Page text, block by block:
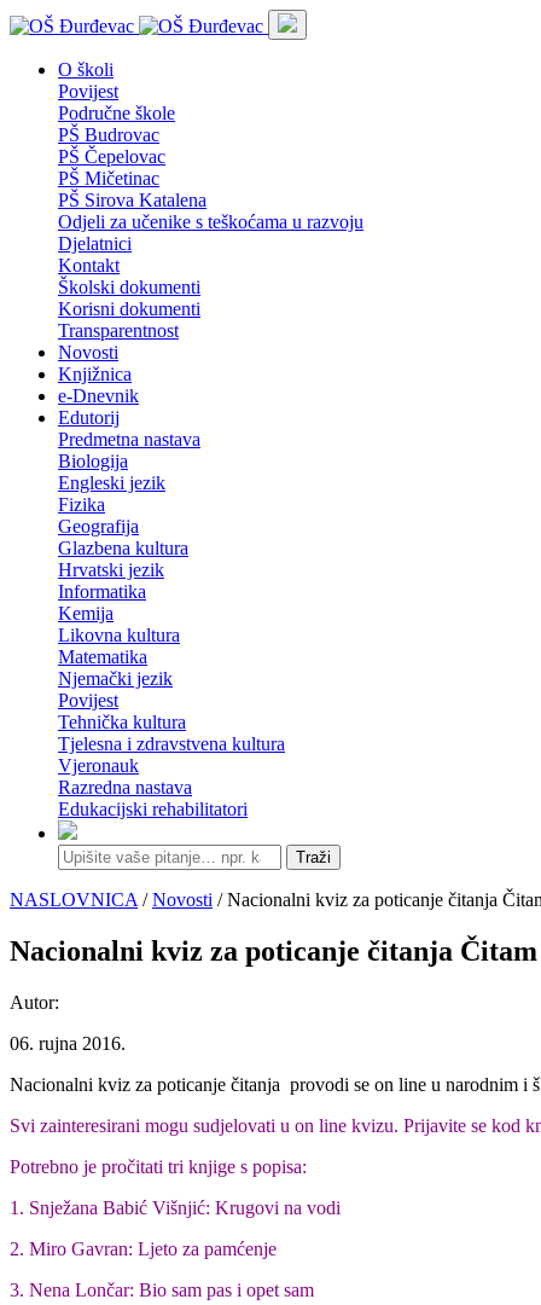
O školi
Povijest
Područne škole
PŠ Budrovac
PŠ Čepelovac
PŠ Mičetinac
PŠ Sirova Katalena
Odjeli za učenike s teškoćama u razvoju
Djelatnici
Kontakt
Školski dokumenti
Korisni dokumenti
Transparentnost
Novosti
Knjižnica
e-Dnevnik
Edutorij
Predmetna nastava
Biologija
Engleski jezik
Fizika
Geografija
Glazbena kultura
Hrvatski jezik
Informatika
Kemija
Likovna kultura
Matematika
Njemački jezik
Povijest
Tehnička kultura
Tjelesna i zdravstvena kultura
Vjeronauk
Razredna nastava
Edukacijski rehabilitatori
Traži
NASLOVNICA /Novosti / Nacionalni kviz za poticanje čitanja
Nacionalni kviz za poticanje čitanja Čitam
Autor:
06. rujna 2016.
Nacionalni kviz za poticanje čitanja provodi se on line u narodnim
Svi zainteresirani mogu sudjelovati u on line kvizu. Prijavite se kod
Potrebno je pročitati tri knjige s popisa:
1. Snježana Babić Višnjić: Krugovi na vodi
2. Miro Gavran: Ljeto za pamćenje
3. Nena Lončar: Bio sam pas i opet sam